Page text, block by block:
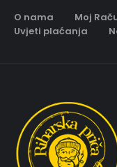
O nama Moj
Uvjeti plaćanja